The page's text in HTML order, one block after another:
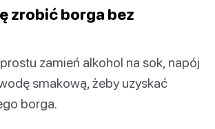
zrobić borga bez
zamień alkohol na sok, napój
smakową, żeby uzyskać
borga.